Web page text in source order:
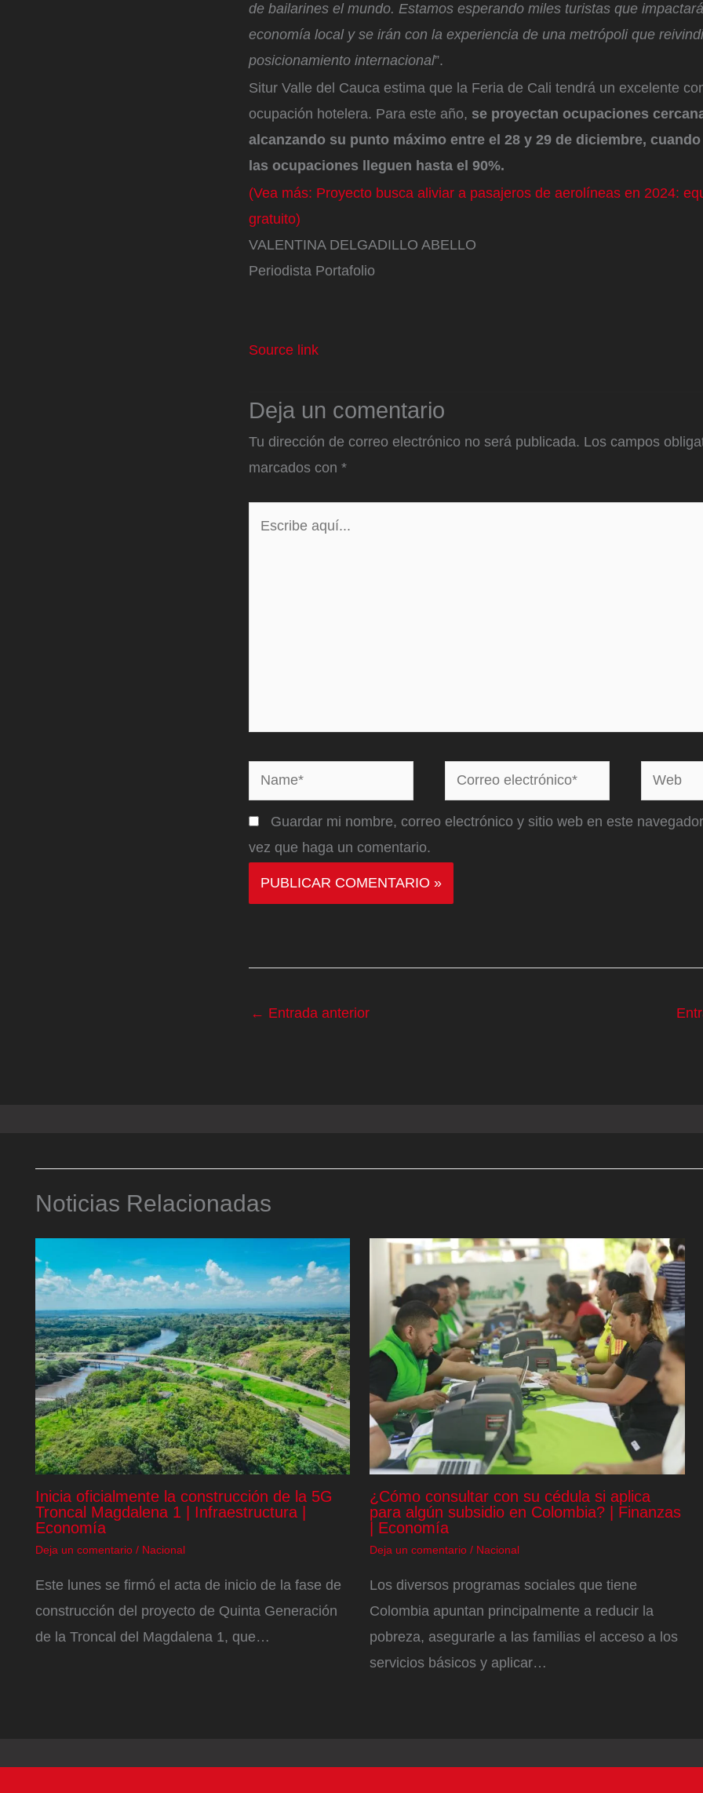
de bailarines el mundo. Estamos esperando miles turistas que
economía local y se irán con la experiencia de una metrópoli que
posicionamiento internacional”.
Situr Valle del Cauca estima que la Feria de Cali tendrá un excelente
ocupación hotelera. Para este año, se proyectan ocupaciones
alcanzando su punto máximo entre el 28 y 29 de diciembre,
las ocupaciones lleguen hasta el 90%.
(Vea más: Proyecto busca aliviar a pasajeros de aerolíneas en 2024:
gratuito)
VALENTINA DELGADILLO ABELLO
Periodista Portafolio
Source link
Deja un comentario
Tu dirección de correo electrónico no será publicada. Los campos
marcados con *
Name*
Correo
electrónico*
Web
Guardar mi nombre, correo electrónico y sitio web en este
vez que haga un comentario.
← Entrada anterior
Noticias Relacionadas
Inicia oficialmente la construcción de la 5G
Troncal Magdalena 1 | Infraestructura |
Economía
Deja un comentario / Nacional
Este lunes se firmó el acta de inicio de la fase de
construcción del proyecto de Quinta Generación
de la Troncal del Magdalena 1, que…
¿Cómo consultar con su cédula si aplica
para algún subsidio en Colombia? | Finanzas
| Economía
Deja un comentario / Nacional
Los diversos programas sociales que tiene
Colombia apuntan principalmente a reducir la
pobreza, asegurarle a las familias el acceso a los
servicios básicos y aplicar…